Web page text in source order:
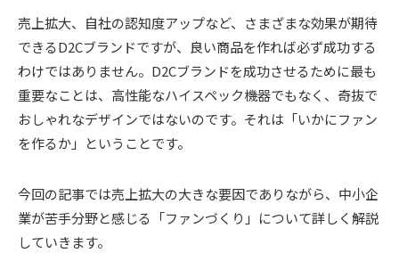
売上拡大、自社の認知度アップなど、さまざまな効果が期待
できるD2Cブランドですが、良い商品を作れば必ず成功する
わけではありません。D2Cブランドを成功させるために最も
重要なことは、高性能なハイスペック機器でもなく、奇抜で
おしゃれなデザインではないのです。それは「いかにファン
を作るか」ということです。
今回の記事では売上拡大の大きな要因でありながら、中小企
業が苦手分野と感じる「ファンづくり」について詳しく解説
していきます。